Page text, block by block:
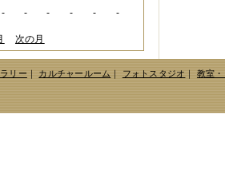
06月（2件）
04月（4件）
03月（9件）
02月（3件）
01月（5件）
12月（3件）
- - - - - -
次の月
リー｜ カルチャールーム｜ フォトスタジオ｜ 教室